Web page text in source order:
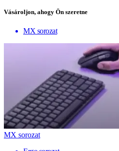
Vásároljon, ahogy Ön szeretne
MX sorozat
MX sorozat